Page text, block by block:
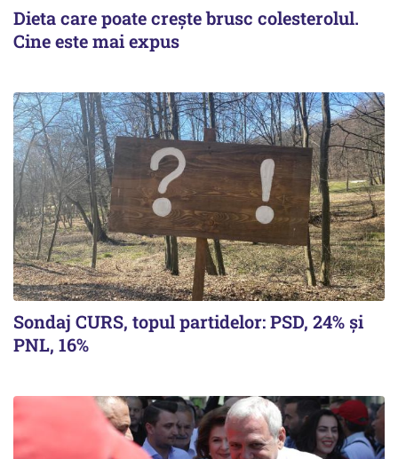
Dieta care poate crește brusc colesterolul.
Cine este mai expus
Sondaj CURS, topul partidelor: PSD, 24% şi
PNL, 16%